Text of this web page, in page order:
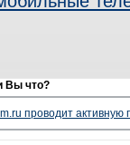
Вы что?
проводит активную